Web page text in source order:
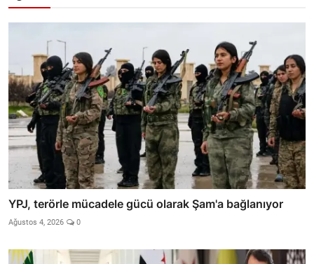
YPJ, terörle mücadele gücü olarak Şam'a bağlanıyor
Ağustos 4, 2026 0